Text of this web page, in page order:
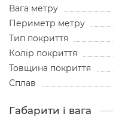
Вага метру
Периметр метру
Тип покриття
Колір покриття
Товщина покриття
Сплав
Габарити і вага